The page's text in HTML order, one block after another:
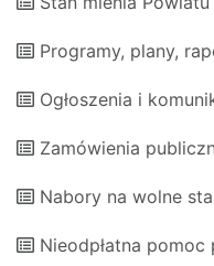
Programy, plany,
Ogłoszenia i
Zamówienia
Nabory na wolne
Nieodpłatna pomoc